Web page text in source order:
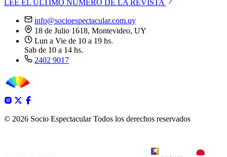
LEE EL ÚLTIMO NÚMERO DE LA REVISTA
info@socioespectacular.com.uy
18 de Julio 1618, Montevideo, UY
Lun a Vie de 10 a 19 hs.
Sab de 10 a 14 hs.
2402 9017
© 2026 Socio Espectacular Todos los derechos reservados